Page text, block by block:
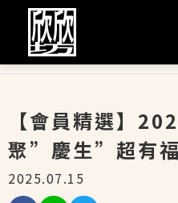
【會員精選】
聚”慶生”超有
2025.07.15